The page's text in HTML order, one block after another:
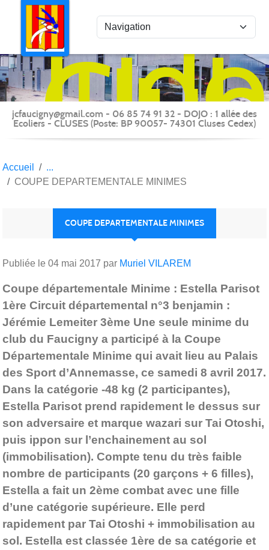
Judo
du
-
jcfaucigny@gmail.com - 06 85 74 91 32 - DOJO : 1 allée des
Ecoliers - CLUSES (Poste: BP 90057- 74301 Cluses Cedex)
Accueil
COUPE DEPARTEMENTALE MINIMES
COUPE DEPARTEMENTALE MINIMES
Publiée le 04 mai 2017 par Muriel VILAREM
Coupe départementale Minime : Estella Parisot
1ère Circuit départemental n°3 benjamin :
Jérémie Lemeiter 3ème Une seule minime du
club du Faucigny a participé à la Coupe
Départementale Minime qui avait lieu au Palais
des Sport d’Annemasse, ce samedi 8 avril 2017.
Dans la catégorie -48 kg (2 participantes),
Estella Parisot prend rapidement le dessus sur
son adversaire et marque wazari sur Tai Otoshi,
puis ippon sur l’enchainement au sol
(immobilisation). Compte tenu du très faible
nombre de participants (20 garçons + 6 filles),
Estella a fait un 2ème combat avec une fille
d’une catégorie supérieure. Elle perd
rapidement par Tai Otoshi + immobilisation au
sol. Estella est classée 1ère de sa catégorie et
Panneau de gestion des cookies